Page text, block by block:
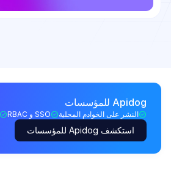
Apidog للمؤسسات
النشر على الخوادم المحلية SSO و RBAC
استكشف Apidog للمؤسسات